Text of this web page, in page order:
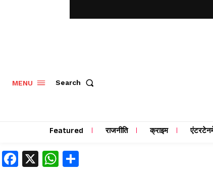
MENU Search
Featured राजनीति क्राइम
Facebook
X WhatsApp